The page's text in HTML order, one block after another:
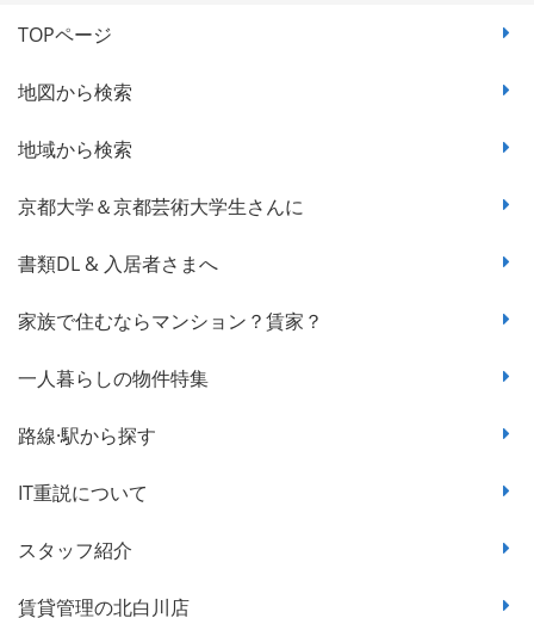
TOPページ
地図から検索
地域から検索
京都大学＆京都芸術大学生さんに
書類DL & 入居者さまへ
家族で住むならマンション？賃家？
一人暮らしの物件特集
路線·駅から探す
IT重説について
スタッフ紹介
賃貸管理の北白川店